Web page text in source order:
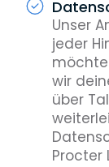
Unser
jeder
wir
über
Procter